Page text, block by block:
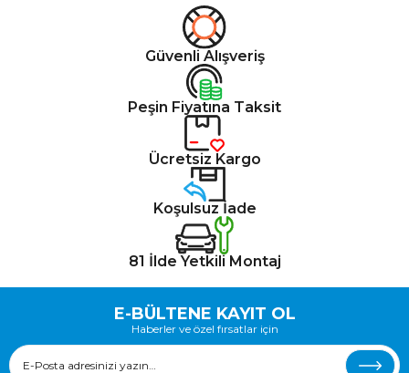
Güvenli Alışveriş
Peşin Fiyatına Taksit
Ücretsiz Kargo
Koşulsuz İade
81 İlde Yetkili Montaj
E-BÜLTENE KAYIT OL
Haberler ve özel fırsatlar için